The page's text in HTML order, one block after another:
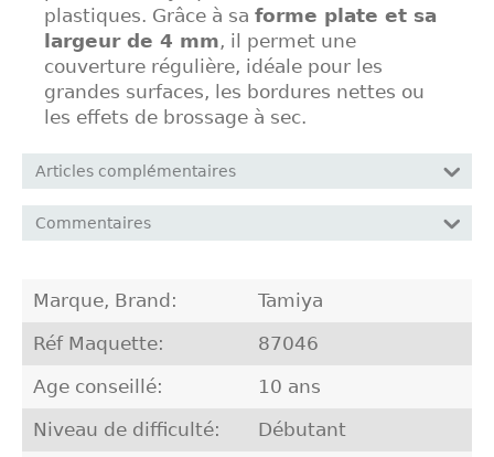
plastiques. Grâce à sa forme plate et sa
largeur de 4 mm, il permet une
couverture régulière, idéale pour les
grandes surfaces, les bordures nettes ou
les effets de brossage à sec.
Articles complémentaires
Commentaires
Marque, Brand: Tamiya
Réf Maquette: 87046
Age conseillé: 10 ans
Niveau de difficulté: Débutant